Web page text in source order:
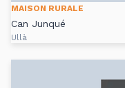
MAISON RURALE
Can Junqué
Ullà